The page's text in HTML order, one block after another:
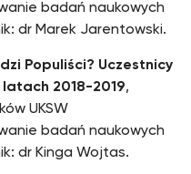
badań naukowych
dr Marek Jarentowski.
Populiści? Uczestnicy
latach 2018-2019,
UKSW
badań naukowych
dr Kinga Wojtas.